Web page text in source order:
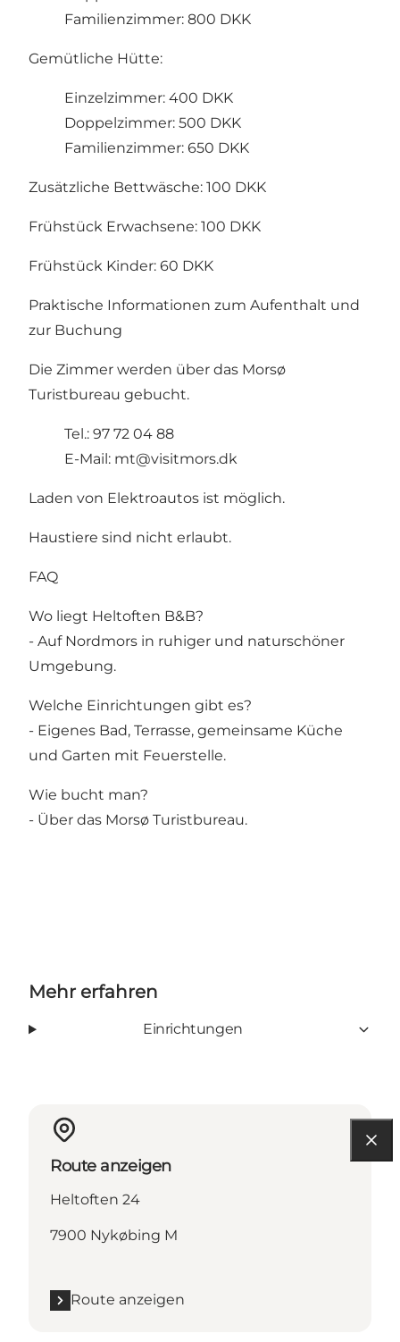
Familienzimmer: 800 DKK
Gemütliche Hütte:
Einzelzimmer: 400 DKK
Doppelzimmer: 500 DKK
Familienzimmer: 650 DKK
Zusätzliche Bettwäsche: 100 DKK
Frühstück Erwachsene: 100 DKK
Frühstück Kinder: 60 DKK
Praktische Informationen zum Aufenthalt und
zur Buchung
Die Zimmer werden über das Morsø
Turistbureau gebucht.
Tel.: 97 72 04 88
E-Mail: mt@visitmors.dk
Laden von Elektroautos ist möglich.
Haustiere sind nicht erlaubt.
FAQ
Wo liegt Heltoften B&B?
- Auf Nordmors in ruhiger und naturschöner
Umgebung.
Welche Einrichtungen gibt es?
- Eigenes Bad, Terrasse, gemeinsame Küche
und Garten mit Feuerstelle.
Wie bucht man?
- Über das Morsø Turistbureau.
Mehr erfahren
Einrichtungen
Route anzeigen
Heltoften 24
7900 Nykøbing M
Route anzeigen